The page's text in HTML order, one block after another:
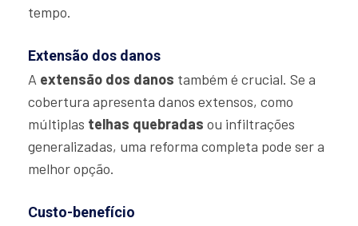
tempo.
Extensão dos danos
A extensão dos danos também é crucial. Se a
cobertura apresenta danos extensos, como
múltiplas telhas quebradas ou infiltrações
generalizadas, uma reforma completa pode ser a
melhor opção.
Custo-benefício